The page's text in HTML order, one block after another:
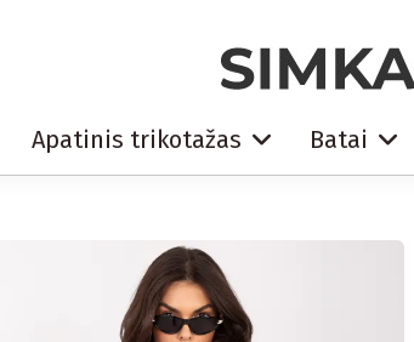
Apatinis trikotažas Batai